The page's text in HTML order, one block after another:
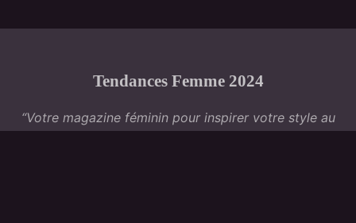
Tendances Femme 2024
“Votre magazine féminin pour inspirer votre style au